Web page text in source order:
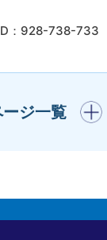
：928-738-733
ジ一覧